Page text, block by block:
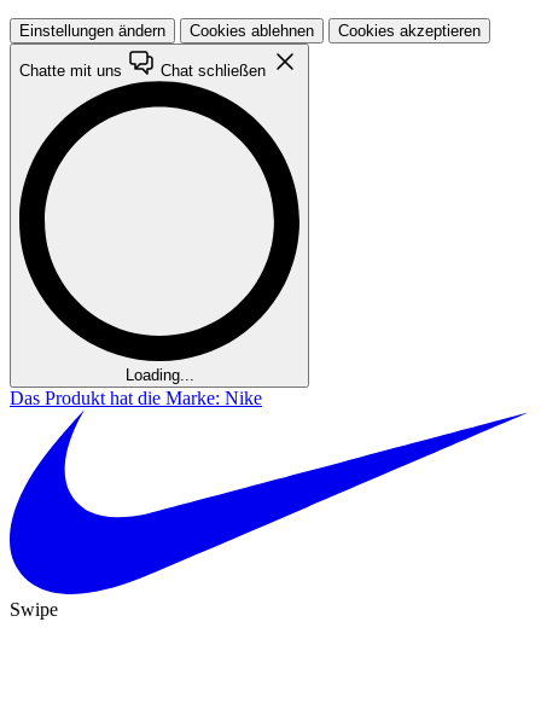
Einstellungen ändern Cookies ablehnen Cookies akzeptieren
Chatte mit uns Chat schließen
Loading...
Das Produkt hat die Marke: Nike
Swipe